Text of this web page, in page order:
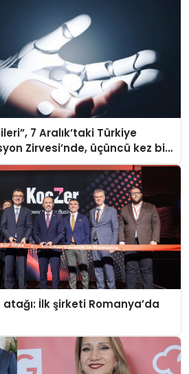
7 Aralık’taki Türkiye
Zirvesi’nde, üçüncü kez bir
İlk şirketi Romanya’da